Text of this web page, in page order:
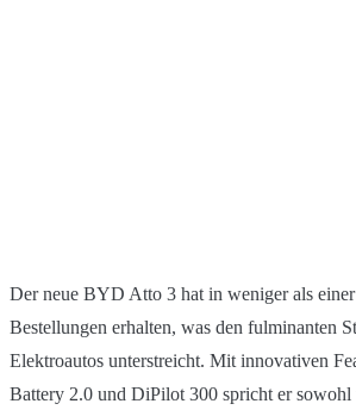
Der neue BYD Atto 3 hat in weniger als
Bestellungen erhalten, was den fulminanten
Elektroautos unterstreicht. Mit innovativen
Battery 2.0 und DiPilot 300 spricht er sowohl